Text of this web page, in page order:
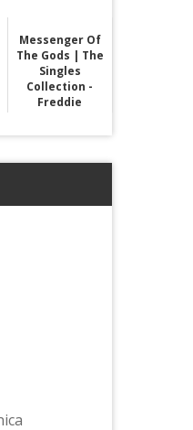
Messenger Of
The Gods | The
Singles
Collection -
Freddie